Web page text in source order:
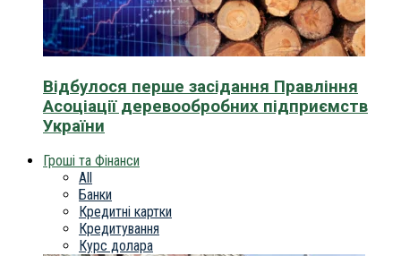
Відбулося перше засідання Правління
Асоціації деревообробних підприємств
України
Гроші та Фінанси
All
Банки
Кредитні картки
Кредитування
Курс долара